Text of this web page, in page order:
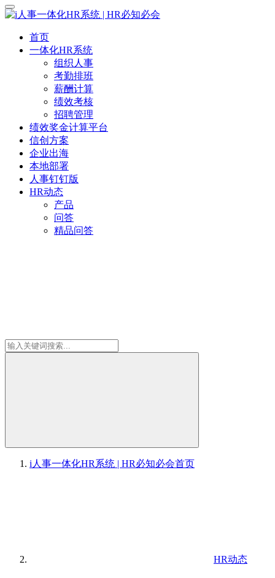
首页
一体化HR系统
组织人事
考勤排班
薪酬计算
绩效考核
招聘管理
绩效奖金计算平台
信创方案
企业出海
本地部署
人事钉钉版
HR动态
产品
问答
精品问答
i人事一体化HR系统 | HR必知必会首页
HR动态